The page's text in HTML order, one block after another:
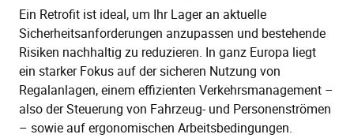
Ein Retrofit ist ideal, um Ihr Lager an aktuelle
Sicherheitsanforderungen anzupassen und bestehende
Risiken nachhaltig zu reduzieren. In ganz Europa liegt
ein starker Fokus auf der sicheren Nutzung von
Regalanlagen, einem effizienten Verkehrsmanagement –
also der Steuerung von Fahrzeug- und Personenströmen
– sowie auf ergonomischen Arbeitsbedingungen.